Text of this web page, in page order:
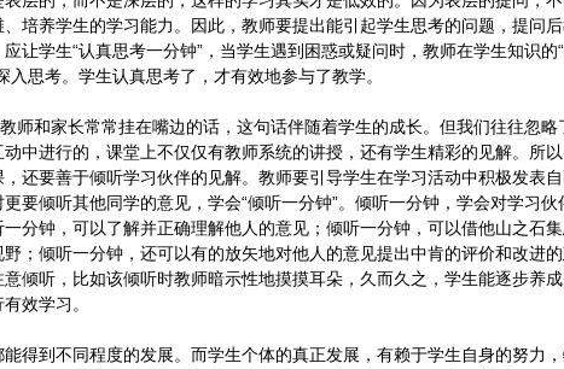
培养学生的学习能力。因此，教师要提出能引起学生思考的问题，提问
让学生“认真思考一分钟”，当学生遇到困惑或疑问时，教师在学生知识的
入思考。学生认真思考了，才有效地参与了教学。
和家长常常挂在嘴边的话，这句话伴随着学生的成长。但我们往往忽略
中进行的，课堂上不仅仅有教师系统的讲授，还有学生精彩的见解。所
还要善于倾听学习伙伴的见解。教师要引导学生在学习活动中积极发表
要倾听其他同学的意见，学会“倾听一分钟”。倾听一分钟，学会对学习伙
分钟，可以了解并正确理解他人的意见；倾听一分钟，可以借他山之石集
；倾听一分钟，还可以有的放矢地对他人的意见提出中肯的评价和改进
倾听，比如该倾听时教师暗示性地摸摸耳朵，久而久之，学生能逐步养
效学习。
到不同程度的发展。而学生个体的真正发展，有赖于学生自身的努力